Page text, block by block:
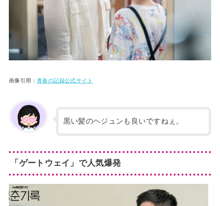
画像引用： 青春の記録公式サイト
黒い髪のヘジュンも良いですねぇ。
「ゲートウェイ」で人気爆発